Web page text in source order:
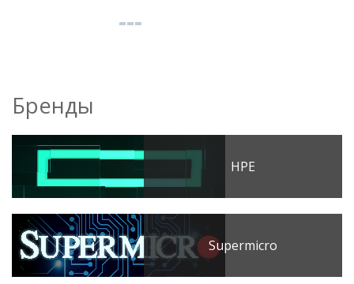
Бренды
HPE
Supermicro